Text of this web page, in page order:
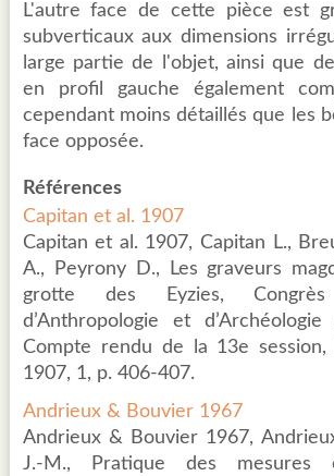
L'autre face de cette pièce est
subverticaux aux dimensions
large partie de l'objet, ainsi que
en profil gauche également
cependant moins détaillés que les
face opposée.
Références
Capitan et al. 1907
Capitan et al. 1907, Capitan L.,
A., Peyrony D., Les graveurs
grotte des Eyzies, Congrès
d’Anthropologie et d’Archéologie
Compte rendu de la 13e session,
1907, 1, p. 406-407.
Andrieux & Bouvier 1967
Andrieux & Bouvier 1967,
J.-M., Pratique des mesures